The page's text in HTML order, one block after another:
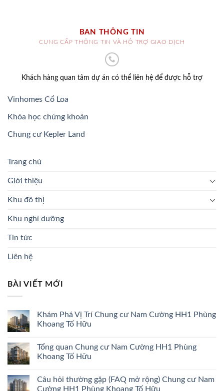
BAN THÔNG TIN
CUNG CẤP THÔNG TIN VÀ HỖ TRỢ GIAO DỊCH
Khách hàng quan tâm dự án có thể liên hệ để được hỗ trợ
Vinhomes Cổ Loa
Khóa học chứng khoán
Chung cư Kepler Land
Trang chủ
Giới thiệu
Khu đô thị
Khu nghỉ dưỡng
Tin tức
Liên hệ
BÀI VIẾT MỚI
Khám Phá Vị Trí Chung cư Nam Cường HH1 Phùng
Khoang Tố Hữu
Tổng quan Chung cư Nam Cường HH1 Phùng
Khoang Tố Hữu
Câu hỏi thường gặp (FAQ mở rộng) Chung cư Nam
Cường HH1 Phùng Khoang Tố Hữu